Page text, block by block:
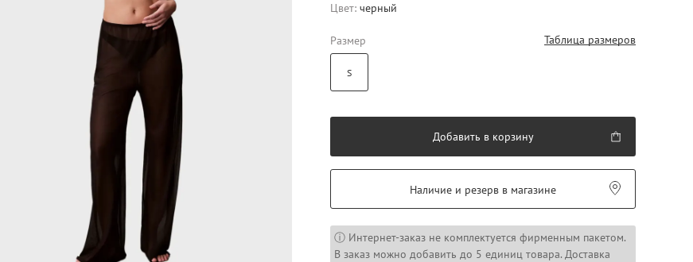
Цвет: черный
Размер Таблица размеров
S
Добавить в корзину
Наличие и резерв в магазине
ⓘ Интернет-заказ не комплектуется фирменным пакетом.
В заказ можно добавить до 5 единиц товара. Доставка